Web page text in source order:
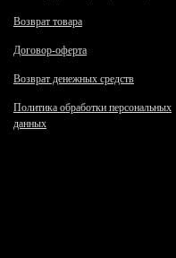
Возврат товара
Договор-оферта
Возврат денежных средств
Политика обработки персональных
данных